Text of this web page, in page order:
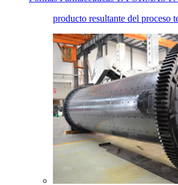
producto resultante del proceso